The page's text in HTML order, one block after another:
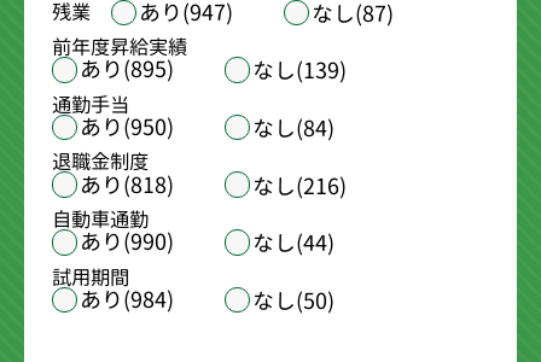
残業 あり(947) なし(87)
前年度昇給実績
あり(895) なし(139)
通勤手当
あり(950) なし(84)
退職金制度
あり(818) なし(216)
自動車通勤
あり(990) なし(44)
試用期間
あり(984) なし(50)